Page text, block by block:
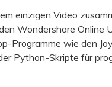
einzigen Video
Wondershare Online
Programme wie den
Python-Skripte für